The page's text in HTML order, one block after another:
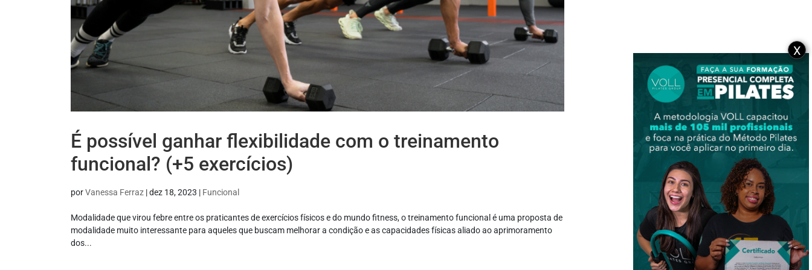
É possível ganhar flexibilidade com o treinamento
funcional? (+5 exercícios)
porVanessa Ferraz |dez 18, 2023 | Funcional
Modalidade que virou febre entre os praticantes de exercícios físicos e do mundo fitness, o treinamento funcional é uma proposta de
modalidade muito interessante para aqueles que buscam melhorar a condição e as capacidades físicas aliado ao aprimoramento
dos...
X